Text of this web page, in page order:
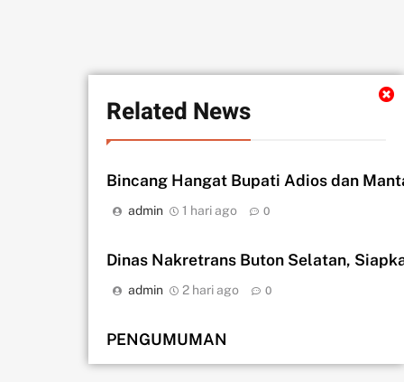
Related News
Bincang Hangat Bupati Adios dan
admin 1 hari ago 0
Dinas Nakretrans Buton Selatan,
admin 2 hari ago 0
PENGUMUMAN
admin 2 hari ago 0